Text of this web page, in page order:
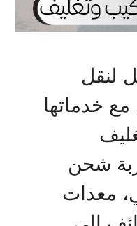
لنقل
خدماتها
شحن
معدات